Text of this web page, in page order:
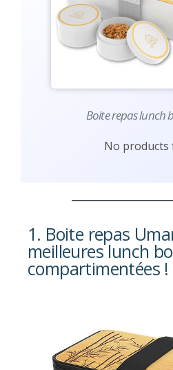
Boite repas lunch
No products
1. Boite repas
meilleures lunch
compartimentées !